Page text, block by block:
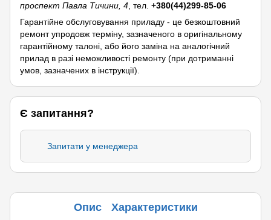
проспект Павла Тичини, 4 , тел. +380(44)299-85-06
Гарантійне обслуговування приладу - це безкоштовний
ремонт упродовж терміну, зазначеного в оригінальному
гарантійному талоні, або його заміна на аналогічний
прилад в разі неможливості ремонту (при дотриманні
умов, зазначених в інструкції).
Є запитання?
Запитати у менеджера
Опис Характеристики